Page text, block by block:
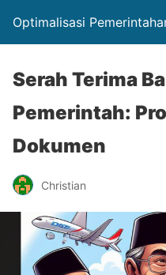
Optimalisasi
Serah Terima
Pemerintah:
Dokumen
Christian